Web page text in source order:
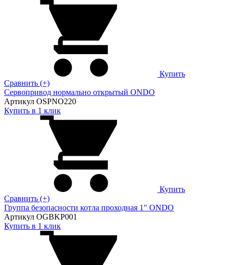
Купить
Сравнить (+)
Сервопривод нормально открытый ONDO
Артикул OSPNO220
Купить в 1 клик
Купить
Сравнить (+)
Группа безопасности котла проходная 1" ONDO
Артикул OGBKP001
Купить в 1 клик